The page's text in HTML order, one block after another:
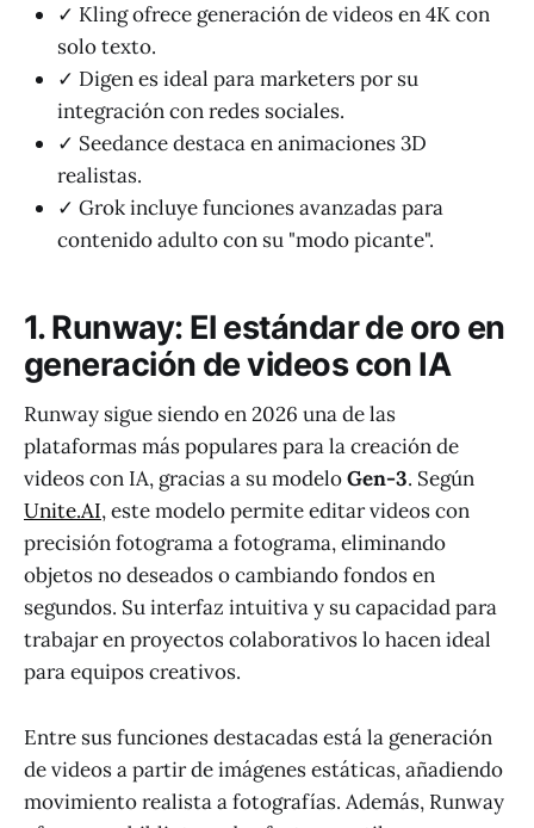
✓ Kling ofrece generación de videos en 4K con
solo texto.
✓ Digen es ideal para marketers por su
integración con redes sociales.
✓ Seedance destaca en animaciones 3D
realistas.
✓ Grok incluye funciones avanzadas para
contenido adulto con su "modo picante".
1. Runway: El estándar de oro en
generación de videos con IA
Runway sigue siendo en 2026 una de las
plataformas más populares para la creación de
videos con IA, gracias a su modeloGen-3. Según
Unite.AI, este modelo permite editar videos con
precisión fotograma a fotograma, eliminando
objetos no deseados o cambiando fondos en
segundos. Su interfaz intuitiva y su capacidad para
trabajar en proyectos colaborativos lo hacen ideal
para equipos creativos.
Entre sus funciones destacadas está la generación
de videos a partir de imágenes estáticas, añadiendo
movimiento realista a fotografías. Además, Runway